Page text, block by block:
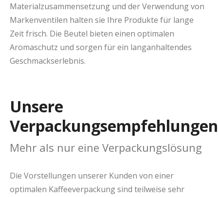
Materialzusammensetzung und der Verwendung von
Markenventilen halten sie Ihre Produkte für lange
Zeit frisch. Die Beutel bieten einen optimalen
Aromaschutz und sorgen für ein langanhaltendes
Geschmackserlebnis.
Unsere
Verpackungsempfehlungen
Mehr als nur eine Verpackungslösung
Die Vorstellungen unserer Kunden von einer
optimalen Kaffeeverpackung sind teilweise sehr